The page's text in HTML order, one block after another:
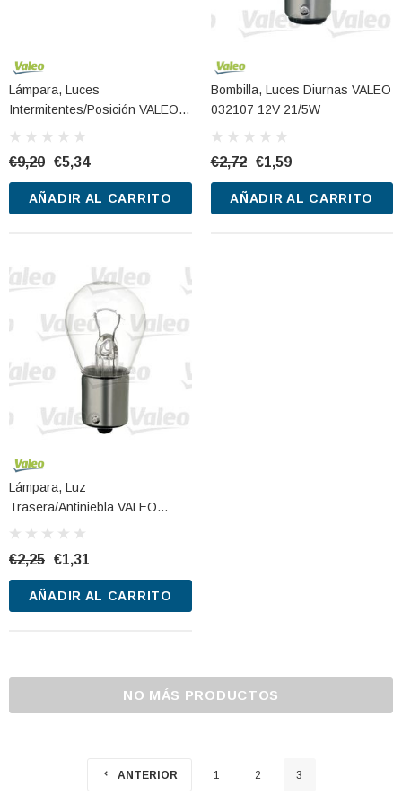
Lámpara, Luces
Intermitentes/posición VALEO
€9,20 €5,34
AÑADIR AL CARRITO
Bombilla, Luces Diurnas VALEO
032107 12V 21/5W
€2,72 €1,59
AÑADIR AL CARRITO
Lámpara, Luz
Trasera/antiniebla VALEO
032101 12V 21W
€2,25 €1,31
AÑADIR AL CARRITO
NO MÁS PRODUCTOS
ANTERIOR 1 2 3